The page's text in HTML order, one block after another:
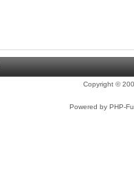
Copyright ©
Powered by PHP-